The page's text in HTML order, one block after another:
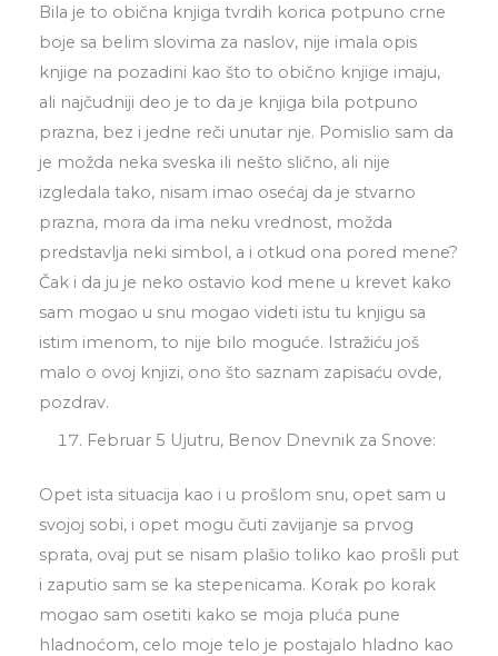
Bila je to obična knjiga tvrdih korica potpuno crne
boje sa belim slovima za naslov, nije imala opis
knjige na pozadini kao što to obično knjige imaju,
ali najčudniji deo je to da je knjiga bila potpuno
prazna, bez i jedne reči unutar nje. Pomislio sam da
je možda neka sveska ili nešto slično, ali nije
izgledala tako, nisam imao osećaj da je stvarno
prazna, mora da ima neku vrednost, možda
predstavlja neki simbol, a i otkud ona pored mene?
Čak i da ju je neko ostavio kod mene u krevet kako
sam mogao u snu mogao videti istu tu knjigu sa
istim imenom, to nije bilo moguće. Istražiću još
malo o ovoj knjizi, ono što saznam zapisaću ovde,
pozdrav.
Februar 5 Ujutru, Benov Dnevnik za Snove:
Opet ista situacija kao i u prošlom snu, opet sam u
svojoj sobi, i opet mogu čuti zavijanje sa prvog
sprata, ovaj put se nisam plašio toliko kao prošli put
i zaputio sam se ka stepenicama. Korak po korak
mogao sam osetiti kako se moja pluća pune
hladnoćom, celo moje telo je postajalo hladno kao